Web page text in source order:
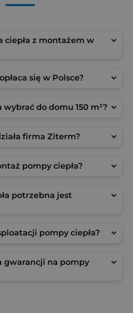
ciepła z montażem w
się w Polsce?
wybrać do domu 150 m²?
firma Ziterm?
pompy ciepła?
potrzebna jest
pompy ciepła?
gwarancji na pompy